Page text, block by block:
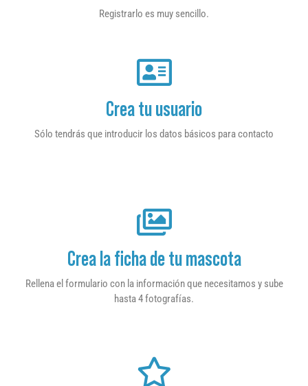
Registrarlo es muy sencillo.
Crea tu usuario
Sólo tendrás que introducir los datos básicos para contacto
Crea la ficha de tu mascota
Rellena el formulario con la información que necesitamos y sube
hasta 4 fotografías.